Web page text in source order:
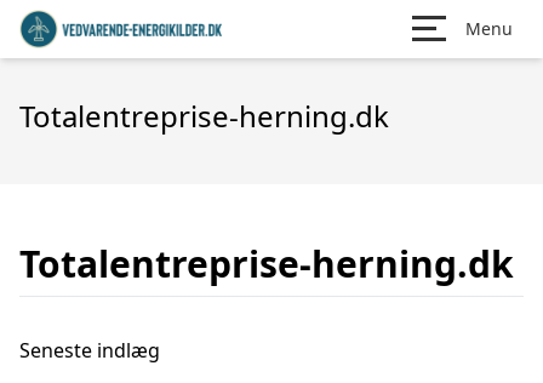
Menu
Totalentreprise-herning.dk
Totalentreprise-herning.dk
Seneste indlæg